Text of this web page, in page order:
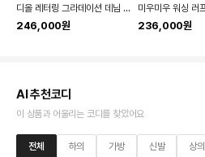
디올 레터링 그라데이션 데님 자켓
246,000원 236,000원
AI 추천코디
이 상품과 어울리는 코디를 찾았어요
전체 하의 가방 신발 상의